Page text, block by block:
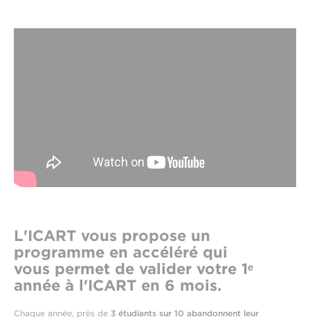
L'ICART vous propose un
programme en accéléré qui
vous permet de valider votre 1ᵉ
année à l'ICART en 6 mois.
Chaque année, près de 3 étudiants sur 10 abandonnent leur